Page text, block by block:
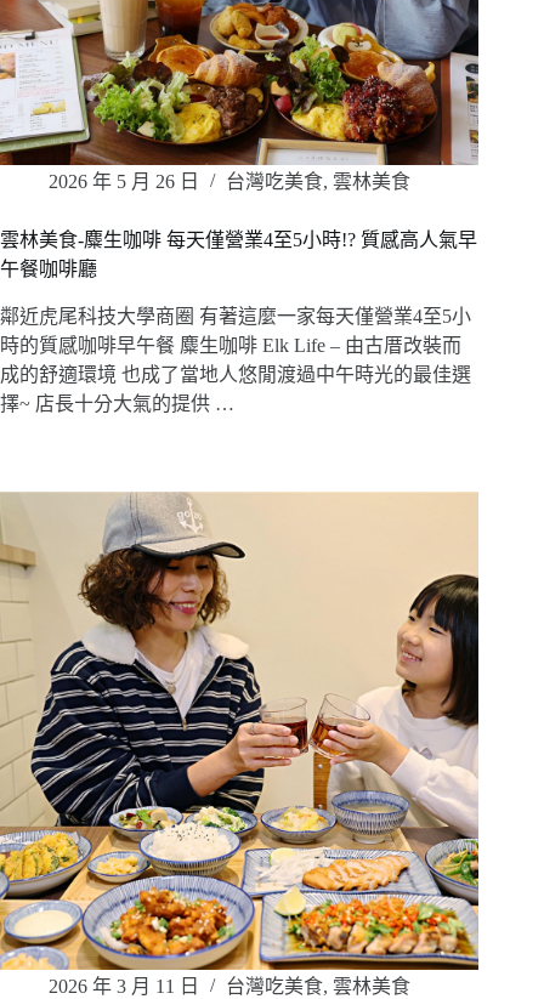
2026 年 5 月 26 日 台灣吃美食, 雲林美食
雲林美食-麋生咖啡 每天僅營業4至5小時!? 質感高人氣早
午餐咖啡廳
鄰近虎尾科技大學商圈 有著這麼一家每天僅營業4至5小
時的質感咖啡早午餐 麋生咖啡 Elk Life – 由古厝改裝而
成的舒適環境 也成了當地人悠閒渡過中午時光的最佳選
擇~ 店長十分大氣的提供 …
2026 年 3 月 11 日 台灣吃美食, 雲林美食